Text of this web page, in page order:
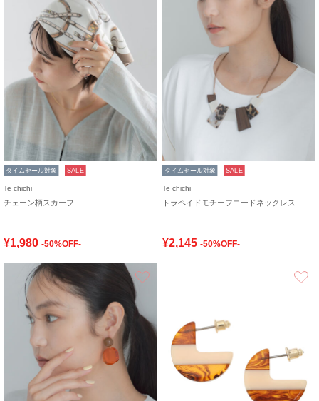
タイムセール対象 SALE
Te chichi
チェーン柄スカーフ
¥1,980 -50%OFF-
タイムセール対象 SALE
Te chichi
トラペイドモチーフコードネックレス
¥2,145 -50%OFF-